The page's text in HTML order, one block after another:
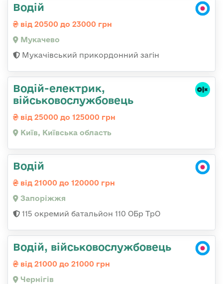
Водій
від 20500 до 23000 грн
Мукачево
Мукачівський прикордонний загін
Водій-електрик,
військовослужбовець
від 25000 до 125000 грн
Київ, Київська область
Водій
від 21000 до 120000 грн
Запоріжжя
115 окремий батальйон 110 ОБр ТрО
Водій, військовослужбовець
від 21000 до 21000 грн
Чернігів